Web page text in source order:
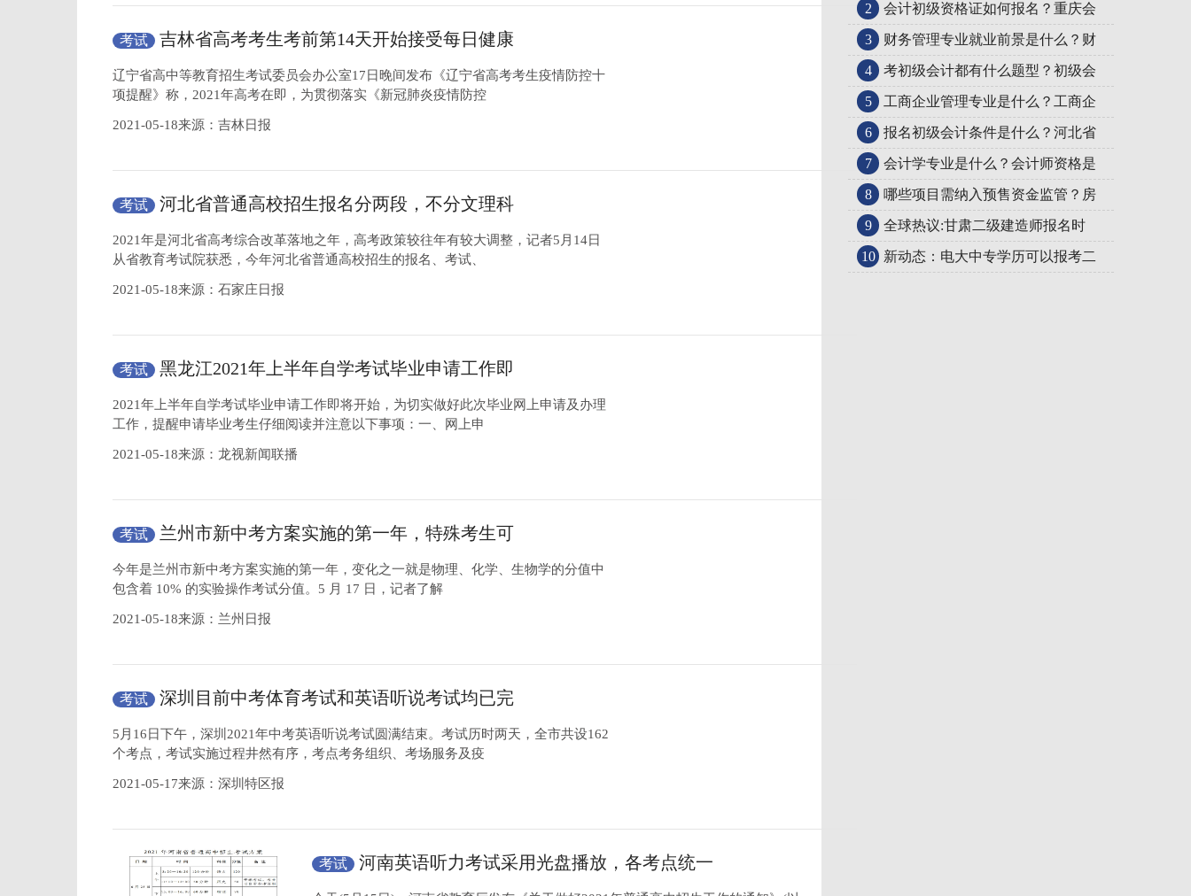
考试
吉林省高考考生考前第14天开始接受每日健康
状况监测
辽宁省高中等教育招生考试委员会办公室17日晚间发布《辽宁省高考考生疫情防控十
项提醒》称，2021年高考在即，为贯彻落实《新冠肺炎疫情防控
2021-05-18来源：吉林日报
考试 河北省普通高校招生报名分两段，不分文理科
2021年是河北省高考综合改革落地之年，高考政策较往年有较大调整，记者5月14日
从省教育考试院获悉，今年河北省普通高校招生的报名、考试、
2021-05-18来源：石家庄日报
考试
黑龙江2021年上半年自学考试毕业申请工作即
将开始
2021年上半年自学考试毕业申请工作即将开始，为切实做好此次毕业网上申请及办理
工作，提醒申请毕业考生仔细阅读并注意以下事项：一、网上申
2021-05-18来源：龙视新闻联播
考试
兰州市新中考方案实施的第一年，特殊考生可
申请免考
今年是兰州市新中考方案实施的第一年，变化之一就是物理、化学、生物学的分值中
包含着 10% 的实验操作考试分值。5 月 17 日，记者了解
2021-05-18来源：兰州日报
考试
深圳目前中考体育考试和英语听说考试均已完
成
5月16日下午，深圳2021年中考英语听说考试圆满结束。考试历时两天，全市共设162
个考点，考试实施过程井然有序，考点考务组织、考场服务及疫
2021-05-17来源：深圳特区报
考试
河南英语听力考试采用光盘播放，各考点统一
2 会计初级资格证如何报名？重庆会
3 财务管理专业就业前景是什么？财
4 考初级会计都有什么题型？初级会
5 工商企业管理专业是什么？工商企
6 报名初级会计条件是什么？河北省
7 会计学专业是什么？会计师资格是
8 哪些项目需纳入预售资金监管？房
9 全球热议:甘肃二级建造师报名时
10 新动态：电大中专学历可以报考二